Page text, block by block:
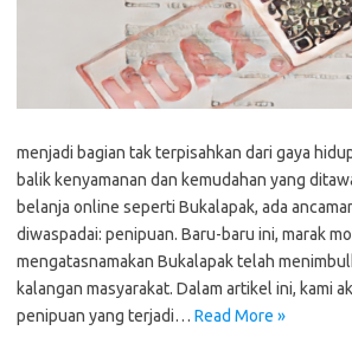
menjadi bagian tak terpisahkan dari gaya
balik kenyamanan dan kemudahan yang
belanja online seperti Bukalapak, ada
diwaspadai: penipuan. Baru-baru ini, marak
mengatasnamakan Bukalapak telah
kalangan masyarakat. Dalam artikel ini, kami
penipuan yang terjadi… Read More »